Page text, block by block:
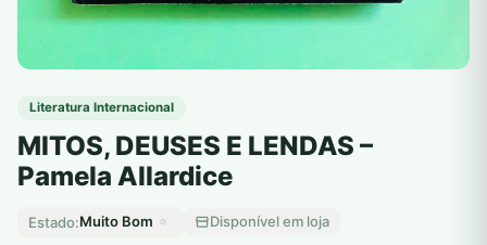
Literatura Internacional
MITOS, DEUSES E LENDAS –
Pamela Allardice
Estado:Muito Bom Disponível em loja